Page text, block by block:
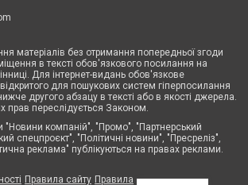
матеріалів без отримання попередньої згоди
в тексті обов'язкового посилання на
Для інтернет-видань обов'язкове
для пошукових систем гіперпосилання
другого абзацу в тексті або в якості джерела.
прав переслідується Законом.
"Новини компаній", "Промо", "Партнерський
спецпроєкт", "Політичні новини", "Пресреліз",
реклама" публікуються на правах реклами.
Правила сайту Правила